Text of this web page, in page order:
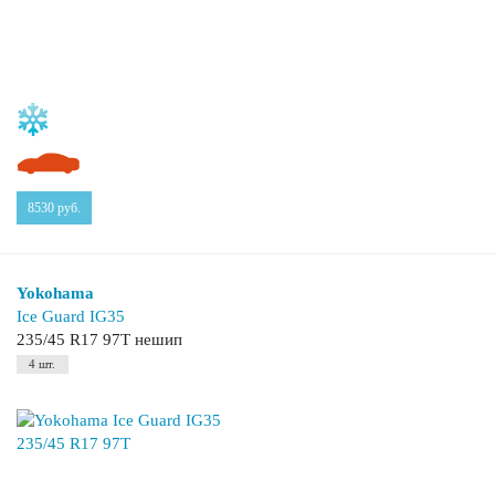
8530 руб.
Yokohama
Ice Guard IG35
235/45 R17 97T нешип
4 шт.